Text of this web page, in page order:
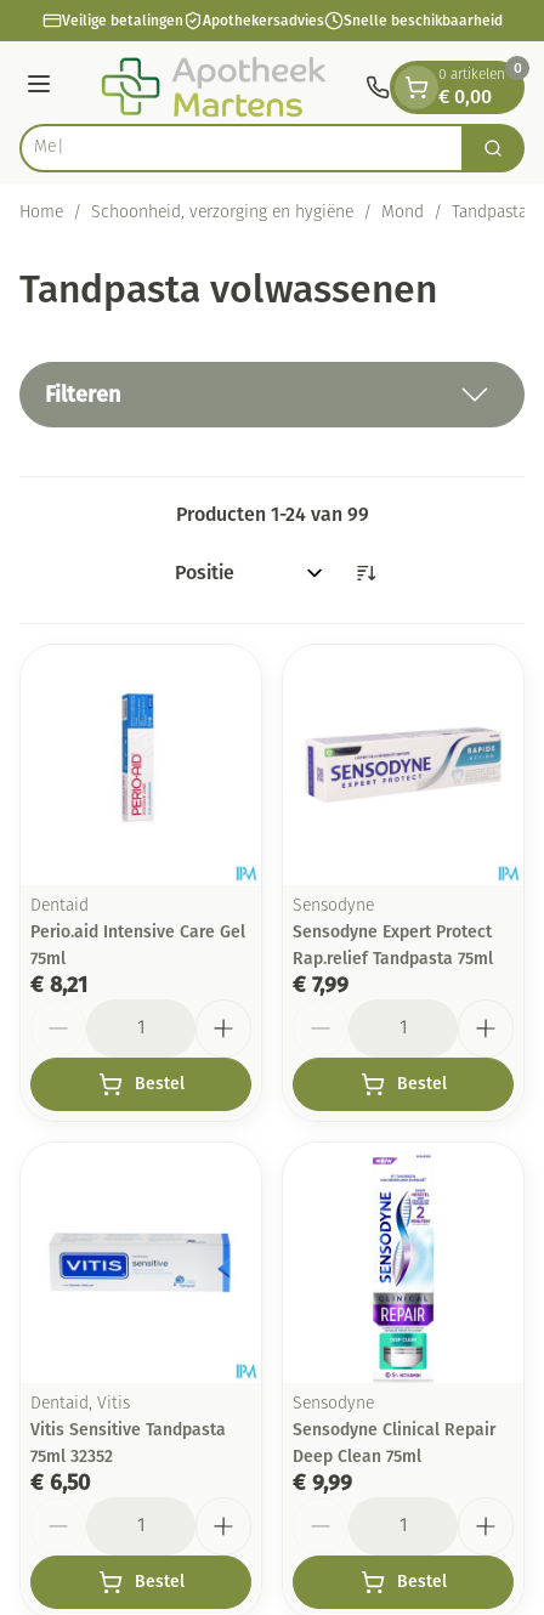
Ga naar de inhoud
1 van 1Veilige betalingen Apothekersadvies Snelle beschikbaarheid
Menu
Product, merk, categorie...
Vi Zoek
0 artikelen
€ 0,00
0
Home / Schoonheid, verzorging en hygiëne / Mond / Tandpasta
Tandpasta volwassenen
Filteren
Producten 1-24van 99
Sorteer op:
Dentaid
Perio.aid Intensive Care Gel
75ml
€ 8,21
Bestel
Sensodyne
Sensodyne Expert Protect
Rap.relief Tandpasta 75ml
€ 7,99
Bestel
Dentaid, Vitis
Vitis Sensitive Tandpasta
75ml 32352
€ 6,50
Bestel
Sensodyne
Sensodyne Clinical Repair
Deep Clean 75ml
€ 9,99
Bestel